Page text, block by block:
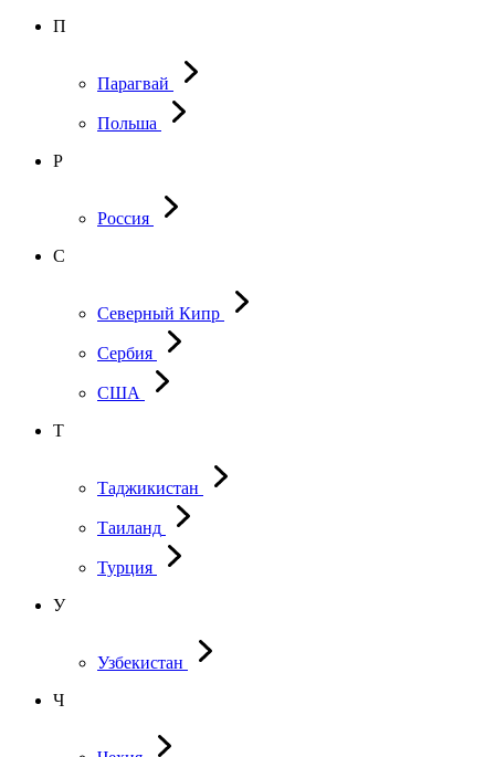
П
Парагвай
Польша
Р
Россия
С
Северный Кипр
Сербия
США
Т
Таджикистан
Таиланд
Турция
У
Узбекистан
Ч